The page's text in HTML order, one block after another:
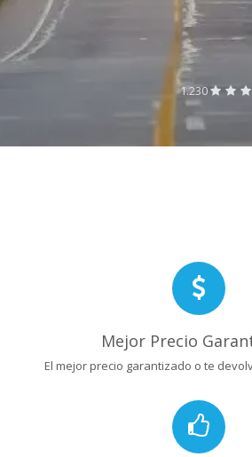
1.230
Mejor Precio
El mejor precio garantizado o te